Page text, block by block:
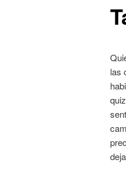
las